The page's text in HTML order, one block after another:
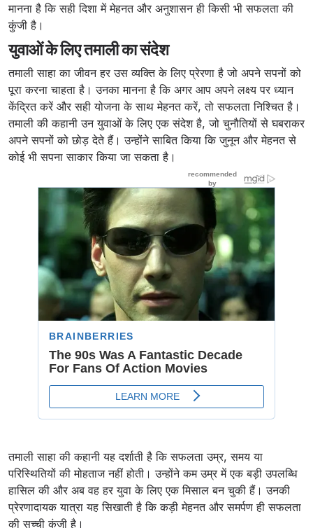
मानना है कि सही दिशा में मेहनत और अनुशासन ही किसी भी सफलता की
कुंजी है।
युवाओं के लिए तमाली का संदेश
तमाली साहा का जीवन हर उस व्यक्ति के लिए प्रेरणा है जो अपने सपनों को
पूरा करना चाहता है। उनका मानना है कि अगर आप अपने लक्ष्य पर ध्यान
केंद्रित करें और सही योजना के साथ मेहनत करें, तो सफलता निश्चित है।
तमाली की कहानी उन युवाओं के लिए एक संदेश है, जो चुनौतियों से घबराकर
अपने सपनों को छोड़ देते हैं। उन्होंने साबित किया कि जुनून और मेहनत से
कोई भी सपना साकार किया जा सकता है।
तमाली साहा की कहानी यह दर्शाती है कि सफलता उम्र, समय या
परिस्थितियों की मोहताज नहीं होती। उन्होंने कम उम्र में एक बड़ी उपलब्धि
हासिल की और अब वह हर युवा के लिए एक मिसाल बन चुकी हैं। उनकी
प्रेरणादायक यात्रा यह सिखाती है कि कड़ी मेहनत और समर्पण ही सफलता
की सच्ची कुंजी है।